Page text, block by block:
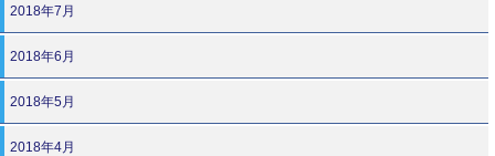
2018年7月
2018年6月
2018年5月
2018年4月